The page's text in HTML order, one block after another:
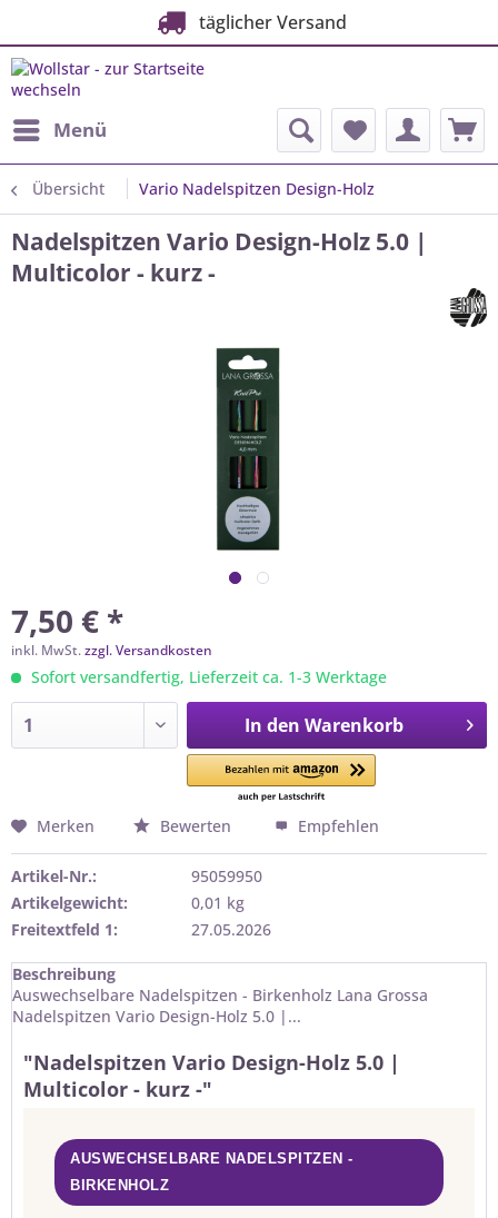
täglicher Versand
Menü
Übersicht Vario Nadelspitzen Design-Holz
Nadelspitzen Vario Design-Holz 5.0 |
Multicolor - kurz -
7,50 € *
inkl. MwSt.zzgl. Versandkosten
Sofort versandfertig, Lieferzeit ca. 1-3 Werktage
In den Warenkorb
Merken Bewerten Empfehlen
Artikel-Nr.:
95059950
Artikelgewicht:
0,01 kg
Freitextfeld 1:
27.05.2026
Beschreibung
Auswechselbare Nadelspitzen - Birkenholz Lana Grossa
Nadelspitzen Vario Design-Holz 5.0 |...
"Nadelspitzen Vario Design-Holz 5.0 |
Multicolor - kurz -"
AUSWECHSELBARE NADELSPITZEN -
BIRKENHOLZ